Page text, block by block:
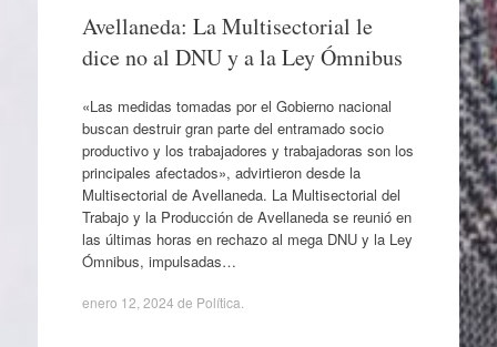
Avellaneda: La Multisectorial le
dice no al DNU y a la Ley Ómnibus
«Las medidas tomadas por el Gobierno nacional
buscan destruir gran parte del entramado socio
productivo y los trabajadores y trabajadoras son los
principales afectados», advirtieron desde la
Multisectorial de Avellaneda. La Multisectorial del
Trabajo y la Producción de Avellaneda se reunió en
las últimas horas en rechazo al mega DNU y la Ley
Ómnibus, impulsadas…
enero 12, 2024 de Política